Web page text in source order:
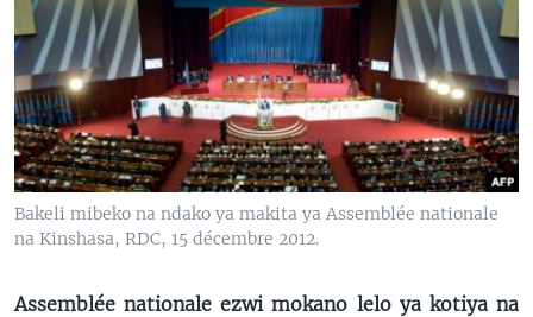
SÉCURITÉ
SCIENCE/TECHNOLOGIE
SPORTS
Bakeli mibeko na ndako ya makita ya Assemblée nationale
na Kinshasa, RDC, 15 décembre 2012.
Assemblée nationale ezwi mokano lelo ya kotiya na